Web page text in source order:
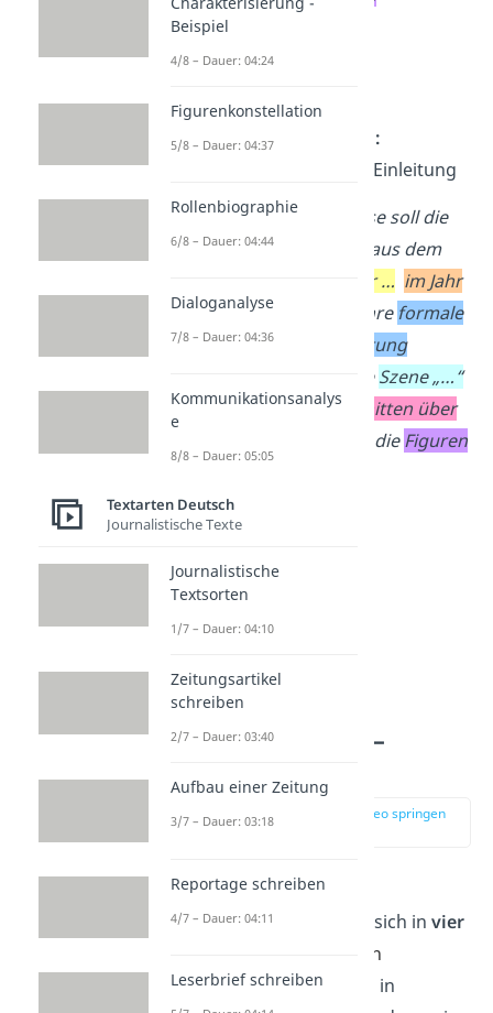
Erscheinungsjahr
Thema
Szenenanalyse Beispiel:
Formulierungshilfe zur Einleitung
In der folgenden Analyse soll die
vorliegende
aus dem
Autor … im Jahr
… veröffentlichte
, auf ihre formale
und sprachliche Gestaltung
werden. DieSzene „…“
setzt sich aus …Abschnitten über
zusammen, in denen dieFiguren
Szenenanalyse –
zur Stelle im Video springen
Der Hauptteil deiner
Szenenanalyse gliedert sich in vier
den
Inhaltskern und Aufbau in
Beispiel
4/8 – Dauer: 04:24
Figurenkonstellation
5/8 – Dauer: 04:37
Rollenbiographie
6/8 – Dauer: 04:44
Dialoganalyse
7/8 – Dauer: 04:36
Kommunikationsanalys
e
8/8 – Dauer: 05:05
Textarten Deutsch
Journalistische Texte
Journalistische
Textsorten
1/7 – Dauer: 04:10
Zeitungsartikel
schreiben
2/7 – Dauer: 03:40
Aufbau einer Zeitung
3/7 – Dauer: 03:18
Reportage schreiben
4/7 – Dauer: 04:11
Leserbrief schreiben